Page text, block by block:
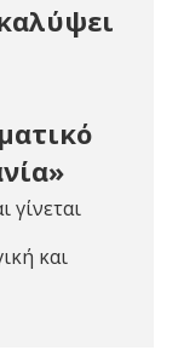
γίνεται
και